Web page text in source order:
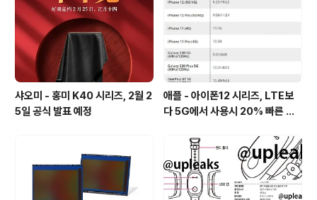
샤오미 - 홍미 K40 시리즈, 2월 2
5일 공식 발표 예정
애플 - 아이폰12 시리즈, LTE보
다 5G에서 사용시 20% 빠른 배